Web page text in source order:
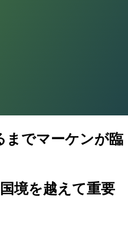
までマーケンが臨
境を越えて重要